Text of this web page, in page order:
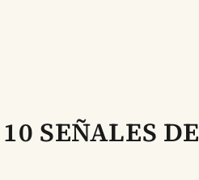
10 SEÑALES DE